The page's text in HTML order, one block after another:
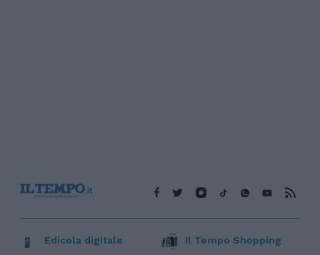
Edicola digitale Il Tempo Shopping